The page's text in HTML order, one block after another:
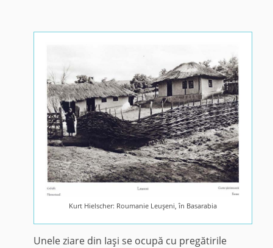
Kurt Hielscher: Roumanie Leuşeni, în Basarabia
Unele ziare din Iaşi se ocupă cu pregătirile